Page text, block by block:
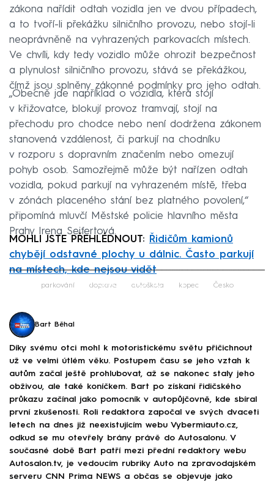
zákona nařídit odtah vozidla jen ve dvou případech,
a to tvoří-li překážku silničního provozu, nebo stojí-li
neoprávněně na vyhrazených parkovacích místech.
Ve chvíli, kdy tedy vozidlo může ohrozit bezpečnost
a plynulost silničního provozu, stává se překážkou,
čímž jsou splněny zákonné podmínky pro jeho odtah.
„Obecně jde například o vozidla, která stojí
v křižovatce, blokují provoz tramvají, stojí na
přechodu pro chodce nebo není dodržena zákonem
stanovená vzdálenost, či parkují na chodníku
v rozporu s dopravním značením nebo omezují
pohyb osob. Samozřejmě může být nařízen odtah
vozidla, pokud parkují na vyhrazeném místě, třeba
v zónách placeného stání bez platného povolení,“
připomíná mluvčí Městské policie hlavního města
Prahy Irena Seifertová.
MOHLI JSTE PŘEHLÉDNOUT:
Řidičům kamionů
chybějí odstavné plochy u dálnic. Často parkují
na místech, kde nejsou vidět
Failed to fetch
parkování doprava autoškola kopec Česko
Bart Běhal
Díky svému otci mohl k motoristickému světu přičichnout
už ve velmi útlém věku. Postupem času se jeho vztah k
autům začal ještě prohlubovat, až se nakonec staly jeho
obživou, ale také koníčkem. Bart po získaní řidičského
průkazu začínal jako pomocník v autopůjčovně, kde sbíral
první zkušenosti. Roli redaktora započal ve svých dvaceti
letech na dnes již neexistujícím webu Vybermiauto.cz,
odkud se mu otevřely brány právě do Autosalonu. V
současné době Bart patří mezi přední redaktory webu
Autosalon.tv, je vedoucím rubriky Auto na zpravodajském
serveru CNN Prima NEWS a občas se objevuje jako